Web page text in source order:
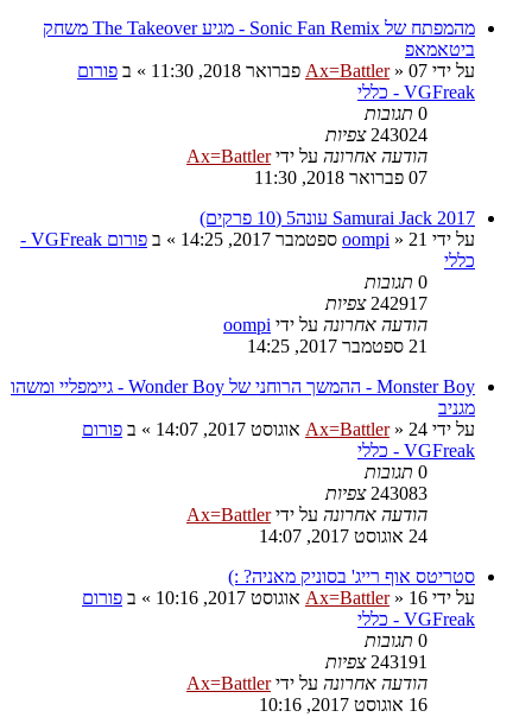
מהמפתח של Sonic Fan Remix - מגיע The Takeover משחק
ביטאמאפ
על ידי
Ax=Battler» 07 פברואר 2018, 11:30 » ב פורום
VGFreak - כללי
0 תגובות
243024 צפיות
הודעה אחרונה על ידיAx=Battler
07 פברואר 2018, 11:30
Samurai Jack 2017 עונה5 (10 פרקים)
על ידי
oompi » 21 ספטמבר 2017, 14:25 » ב
פורום VGFreak -
כללי
0 תגובות
242917 צפיות
הודעה אחרונה על ידי oompi
21 ספטמבר 2017, 14:25
Monster Boy - ההמשך הרוחני של Wonder Boy - גיימפליי ומשהו
מגניב
על ידי
Ax=Battler» 24 אוגוסט 2017, 14:07 » ב פורום
VGFreak - כללי
0 תגובות
243083 צפיות
הודעה אחרונה על ידיAx=Battler
24 אוגוסט 2017, 14:07
סטריטס אוף רייג' בסוניק מאניה? :)
על ידי
Ax=Battler» 16 אוגוסט 2017, 10:16 » ב פורום
VGFreak - כללי
0 תגובות
243191 צפיות
הודעה אחרונה על ידיAx=Battler
16 אוגוסט 2017, 10:16